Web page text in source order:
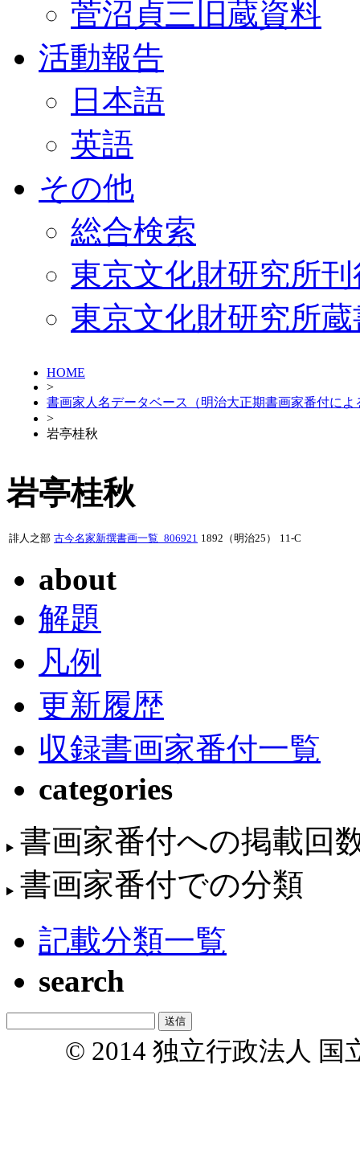
菅沼貞三旧蔵資料
活動報告
日本語
英語
その他
総合検索
東京文化財研究所
東京文化財研究所
HOME
>
書画家人名データベース（明治大正期書画家番付によ
>
岩亭桂秋
岩亭桂秋
誹人之部 古今名家新撰書画一覧_806921 1892（明治25） 11-C
about
解題
凡例
更新履歴
収録書画家番付一覧
categories
書画家番付への掲載回
書画家番付での分類
記載分類一覧
search
© 2014 独立行政法人 国